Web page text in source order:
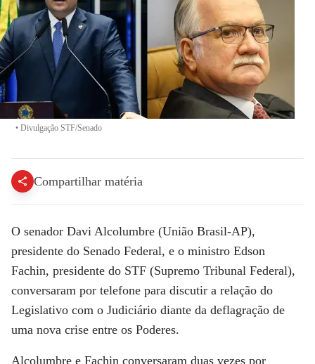
• Divulgação STF/Senado
Compartilhar matéria
O senador Davi Alcolumbre (União Brasil-AP),
presidente do Senado Federal, e o ministro Edson
Fachin, presidente do STF (Supremo Tribunal Federal),
conversaram por telefone para discutir a relação do
Legislativo com o Judiciário diante da deflagração de
uma nova crise entre os Poderes.
Alcolumbre e Fachin conversaram duas vezes por